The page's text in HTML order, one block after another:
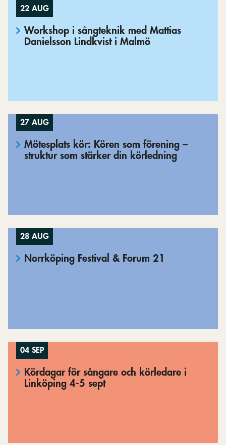
22 AUG
Workshop i sångteknik med Mattias
Danielsson Lindkvist i Malmö
27 AUG
Mötesplats kör: Kören som förening –
struktur som stärker din körledning
28 AUG
Norrköping Festival & Forum 21
04 SEP
Kördagar för sångare och körledare i
Linköping 4-5 sept